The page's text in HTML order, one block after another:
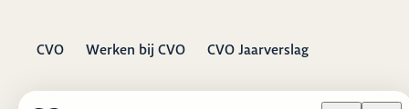
CVO Werken bij CVO CVO Jaarverslag